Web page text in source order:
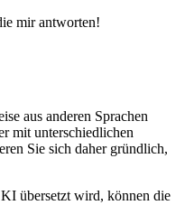
mir antworten!
aus anderen Sprachen
mit unterschiedlichen
Sie sich daher gründlich,
übersetzt wird, können die